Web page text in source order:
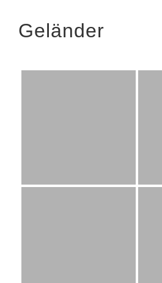
Geländer